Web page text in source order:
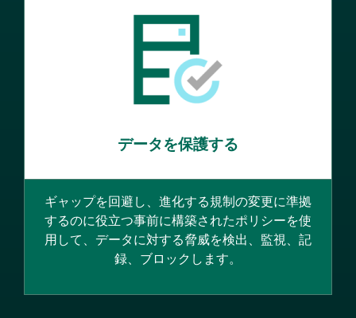
データを保護する
ギャップを回避し、進化する規制の変更に準拠
するのに役立つ事前に構築されたポリシーを使
用して、データに対する脅威を検出、監視、記
録、ブロックします。